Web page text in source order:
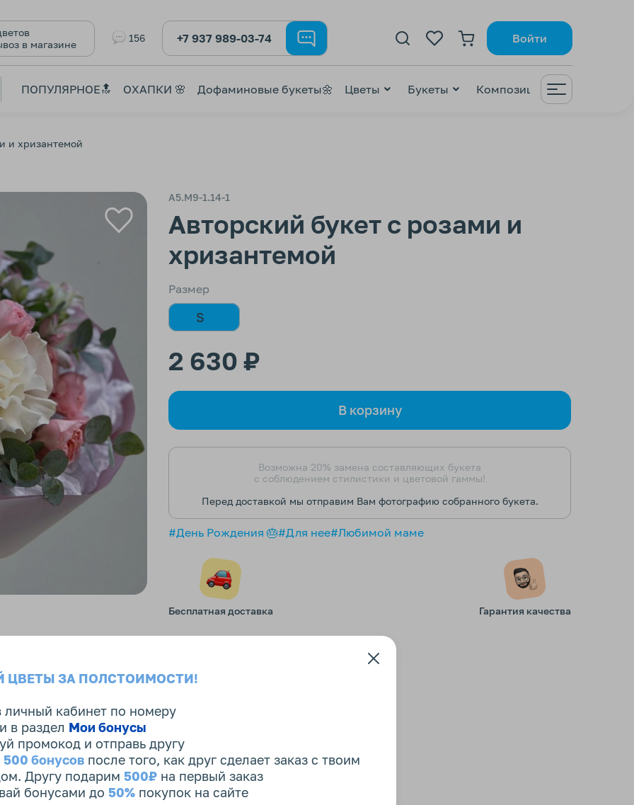
в магазине
156 +7 937 989-03-74 Войти
ПОПУЛЯРНОЕ🔝 ОХАПКИ 🌸 Дофаминовые букеты🌼 Цветы Букеты Композиции
и хризантемой
с цветов.
букета - цветы
А5.М9-1.14-1
Авторский букет с розами и
хризантемой
Размер
S
2 630 ₽
В корзину
Возможна 20% замена составляющих букета
с соблюдением стилистики и цветовой гаммы!
Перед доставкой мы отправим Вам фотографию собранного букета.
#День Рождения 🎂#Для нее#Любимой маме
Бесплатная доставка Гарантия качества
ЦВЕТЫ ЗА ПОЛСТОИМОСТИ!
личный кабинет по номеру
в раздел Мои бонусы
промокод и отправь другу
500 бонусов после того, как друг сделает заказ с твоим
Другу подарим 500₽ на первый заказ
бонусами до 50% покупок на сайте